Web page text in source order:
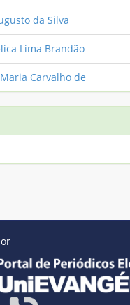
da Silva
Lima Brandão
Carvalho de